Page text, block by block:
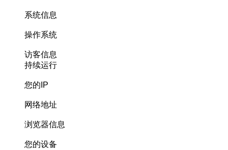
系统信息
操作系统
访客信息
持续运行
您的IP
网络地址
浏览器信息
您的设备